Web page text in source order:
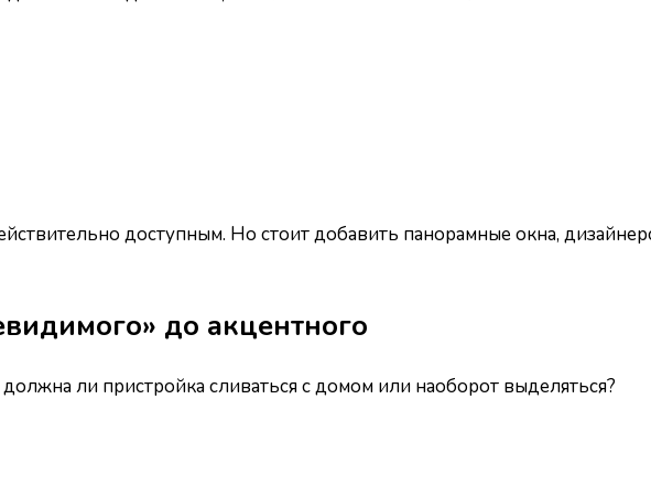
доступным. Но стоит добавить панорамные окна,
до акцентного
ли пристройка сливаться с домом или наоборот выделяться?